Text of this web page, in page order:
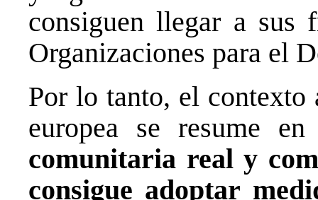
consiguen llegar a sus
Organizaciones para el
Por lo tanto, el
europea se resume
comunitaria real y
consigue adoptar